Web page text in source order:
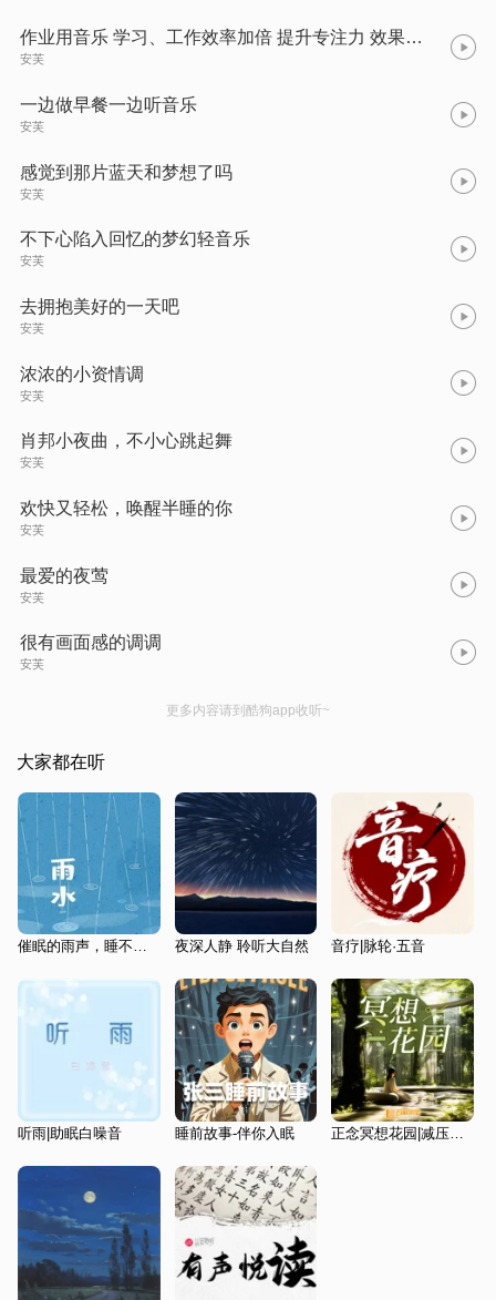
作业用音乐 学习、工作效率加倍 提升专注力 效果佳 (舒缓钢琴声波)
安芙
一边做早餐一边听音乐
安芙
感觉到那片蓝天和梦想了吗
安芙
不下心陷入回忆的梦幻轻音乐
安芙
去拥抱美好的一天吧
安芙
浓浓的小资情调
安芙
肖邦小夜曲，不小心跳起舞
安芙
欢快又轻松，唤醒半睡的你
安芙
最爱的夜莺
安芙
很有画面感的调调
安芙
更多内容请到酷狗app收听~
大家都在听
催眠的雨声，睡不着，听一听 夜深人静 聆听大自然 音疗|脉轮·五音
听雨|助眠白噪音 睡前故事-伴你入眠 正念冥想花园|减压空间|对抗焦虑|催眠曲一听即睡